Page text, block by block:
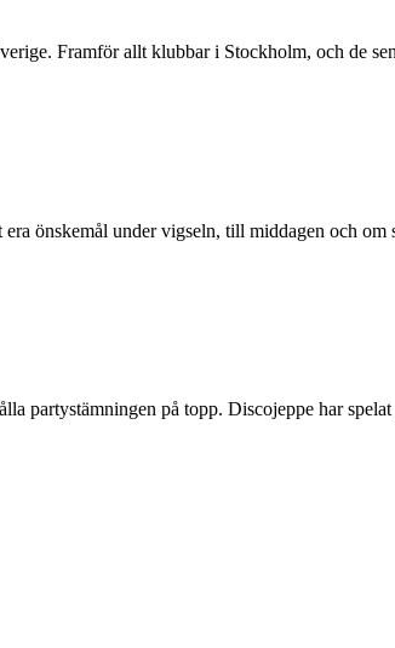
Framför allt klubbar i Stockholm, och de
önskemål under vigseln, till middagen och
partystämningen på topp. Discojeppe har